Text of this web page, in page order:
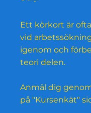
Ett körkort är
vid
igenom och
teori delen.
Anmäl dig
på "Kursenkät"